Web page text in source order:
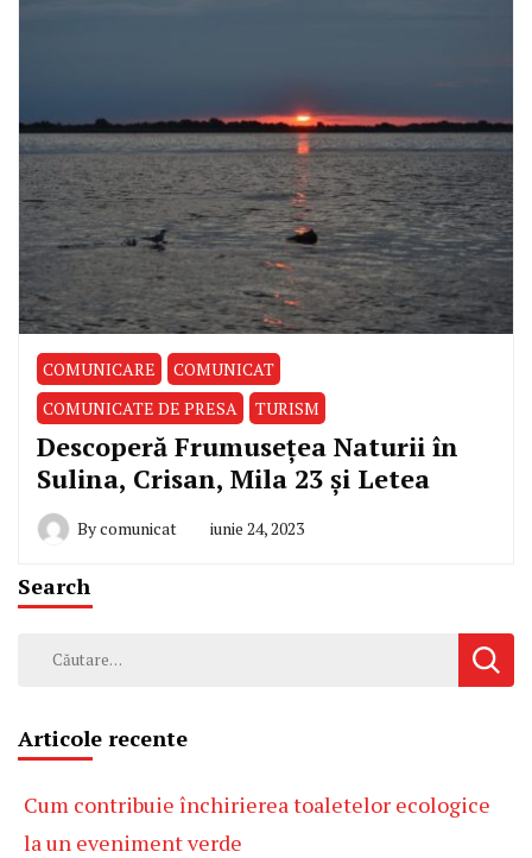
COMUNICARE
COMUNICAT
COMUNICATE DE PRESA
TURISM
Descoperă Frumusețea Naturii în
Sulina, Crisan, Mila 23 și Letea
Bycomunicat iunie 24, 2023
Search
Caută
Articole recente
Cum contribuie închirierea toaletelor ecologice
la un eveniment verde